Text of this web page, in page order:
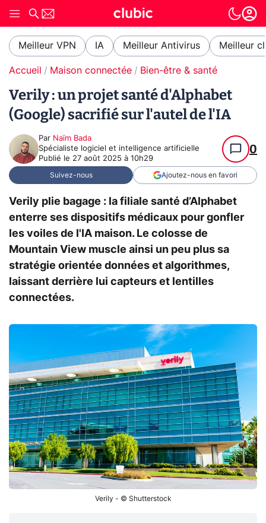
Meilleur VPN IA Meilleur Antivirus Meilleur
Accueil Maison connectée Bien-être & santé
Verily : un projet santé d'Alphabet
(Google) sacrifié sur l'autel de l'IA
Par Naïm Bada
Spécialiste logiciel et intelligence artificielle
Publié le 27 août 2025 à 10h29
0
Suivez-nous Ajoutez-nous en favori
Verily plie bagage : la filiale santé d’Alphabet
enterre ses dispositifs médicaux pour gonfler
les voiles de l'IA maison. Le colosse de
Mountain View muscle ainsi un peu plus sa
stratégie orientée données et algorithmes,
laissant derrière lui capteurs et lentilles
connectées.
Verily - © Shutterstock